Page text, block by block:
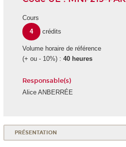
Cours
4
crédits
Volume horaire de référence
(+ ou - 10%) : 40 heures
Responsable(s)
Alice ANBERRÉE
PRÉSENTATION